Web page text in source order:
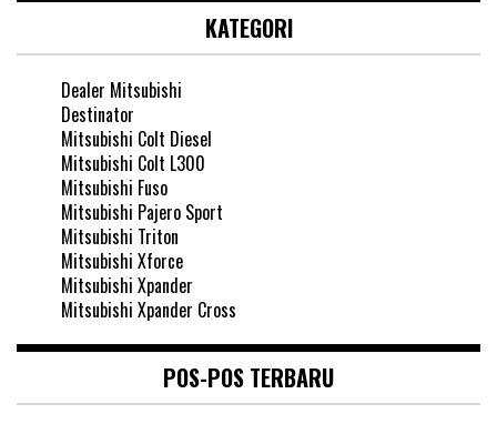
KATEGORI
Dealer Mitsubishi
Destinator
Mitsubishi Colt Diesel
Mitsubishi Colt L300
Mitsubishi Fuso
Mitsubishi Pajero Sport
Mitsubishi Triton
Mitsubishi Xforce
Mitsubishi Xpander
Mitsubishi Xpander Cross
POS-POS TERBARU